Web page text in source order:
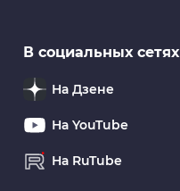
В социальных сетях
На Дзене
На YouTube
На RuTube